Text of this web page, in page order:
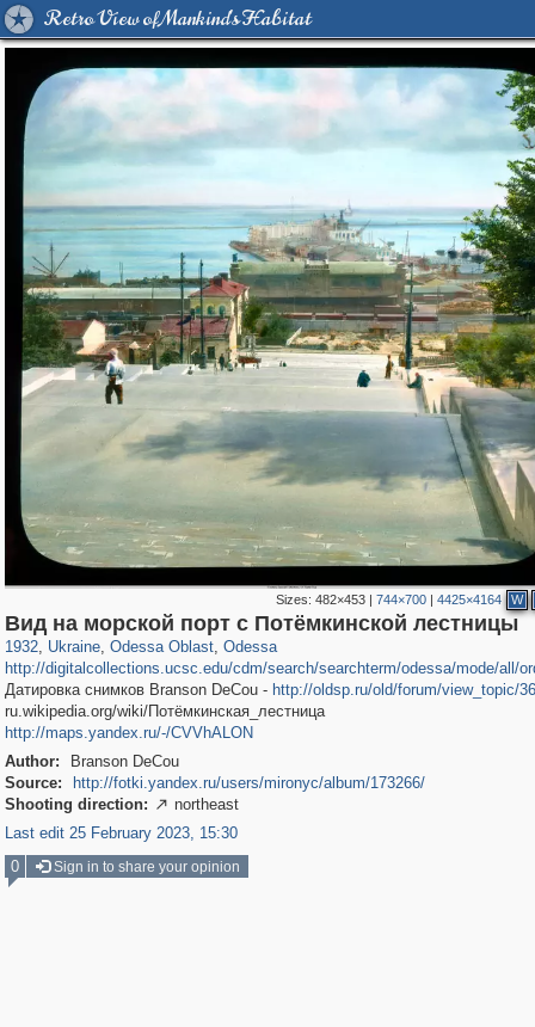
Retro View of Mankind's Habitat
Sizes: 482×453| 744×700| 4425×4164 W
Вид на морской порт с Потёмкинской лестницы
1932, Ukraine
135,331 2,358
, Odessa Oblast
10,529 181
, Odessa
9,185 148
http://digitalcollections.ucsc.edu/cdm/search/searchterm/odessa/mode/all/
Датировка снимков Branson DeCou - http://oldsp.ru/old/forum/view_topic/
ru.wikipedia.org/wiki/Потёмкинская_лестница
http://maps.yandex.ru/-/CVVhALON
Author:
Branson DeCou
Source:
http://fotki.yandex.ru/users/mironyc/album/173266/
Shooting direction:  northeast
Last edit 25 February 2023, 15:30
0
Sign in to share your opinion